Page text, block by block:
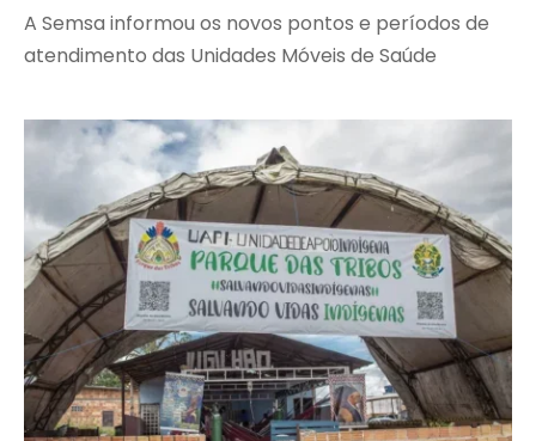
A Semsa informou os novos pontos e períodos de
atendimento das Unidades Móveis de Saúde